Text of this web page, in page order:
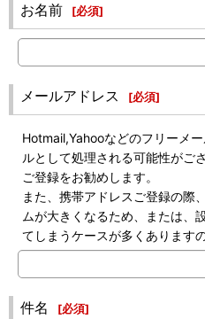
お名前 [必須]
メールアドレス [必須]
Hotmail,Yahooなどのフリーメ
ルとして処理される可能性がご
ご登録をお勧めします。
また、携帯アドレスご登録の際
ムが大きくなるため、または、
てしまうケースが多くあります
件名 [必須]